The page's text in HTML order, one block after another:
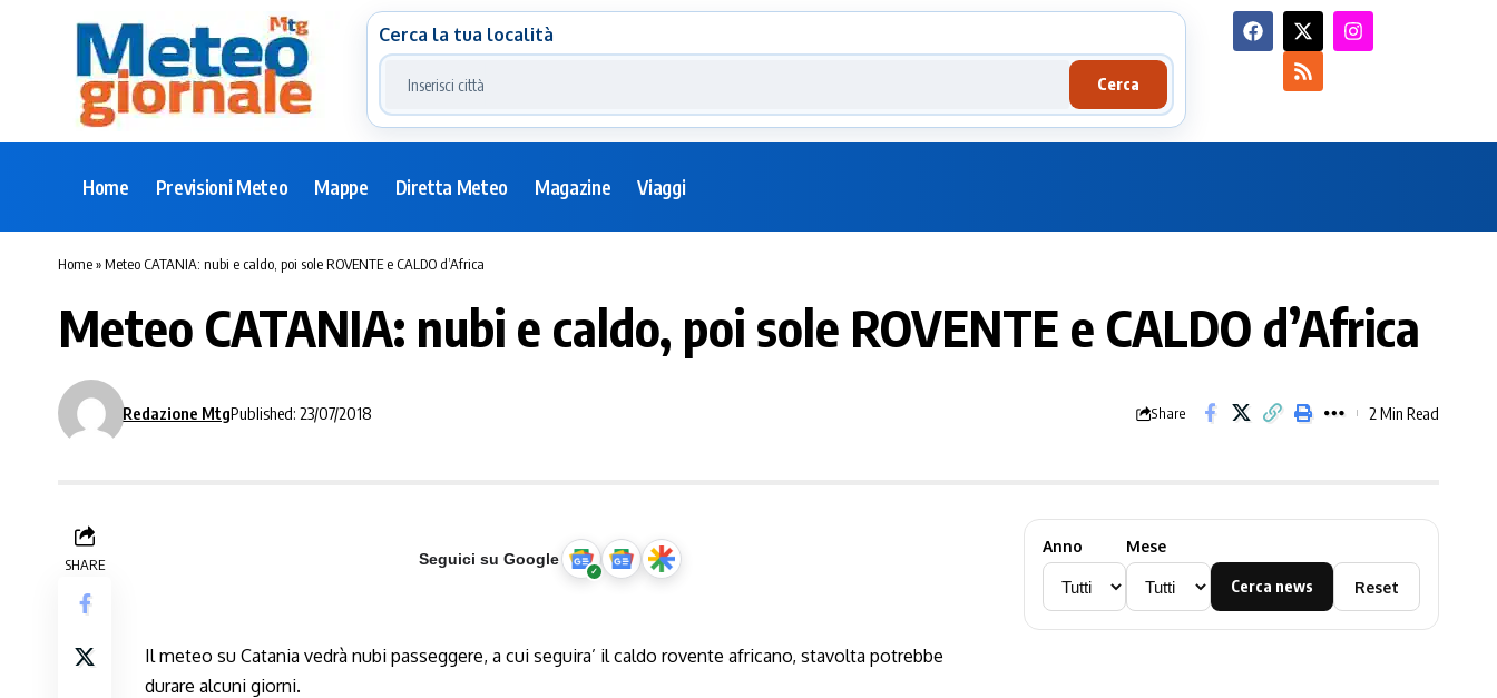
Cerca la tua località
Cerca
Home Previsioni Meteo Mappe Diretta Meteo Magazine Viaggi
Home»Meteo CATANIA: nubi e caldo, poi sole ROVENTE e CALDO d’Africa
Meteo CATANIA: nubi e caldo, poi sole ROVENTE e CALDO d’Africa
Redazione MtgPublished: 23/07/2018 Share 2 Min Read
SHARE Seguici su Google
Il meteo su Catania vedrà nubi passeggere, a cui seguira’ il caldo rovente africano, stavolta potrebbe
durare alcuni giorni.
Anno Mese
Cerca news Reset